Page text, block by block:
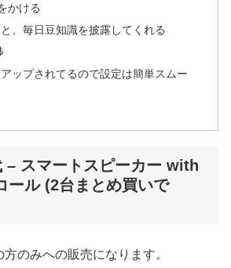
かける
、毎日豆知識を披露してくれる
ップされてるので設定は簡単スムー
– スマートスピーカー with
ール (2台まとめ買いで
のみへの販売になります。